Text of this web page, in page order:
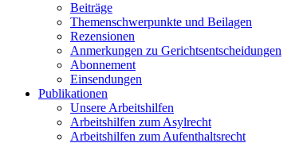
Beiträge
Themenschwerpunkte und Beilagen
Rezensionen
Anmerkungen zu Gerichtsentscheidungen
Abonnement
Einsendungen
Publikationen
Unsere Arbeitshilfen
Arbeitshilfen zum Asylrecht
Arbeitshilfen zum Aufenthaltsrecht